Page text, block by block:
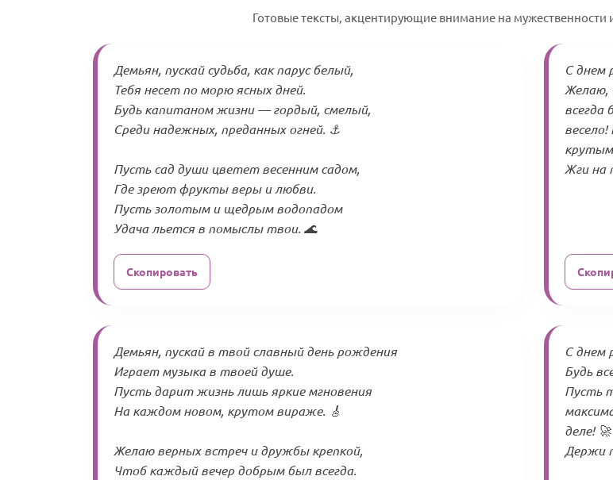
Готовые тексты, акцентирующие внимание на мужественности
Демьян, пускай судьба, как парус белый,
Тебя несет по морю ясных дней.
Будь капитаном жизни — гордый, смелый,
Среди надежных, преданных огней. ⚓
Пусть сад души цветет весенним садом,
Где зреют фрукты веры и любви.
Пусть золотым и щедрым водопадом
Удача льется в помыслы твои. 🌊
Скопировать
С днем
Желаю,
всегда
Жги на
Демьян, пускай в твой славный день рождения
Играет музыка в твоей душе.
Пусть дарит жизнь лишь яркие мгновения
На каждом новом, крутом вираже. 🎸
Желаю верных встреч и дружбы крепкой,
Чтоб каждый вечер добрым был всегда.
С днем
Будь
Пусть
деле! 🚀
Держи